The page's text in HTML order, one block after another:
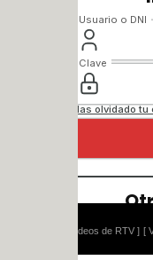
[ Ver más Vídeos